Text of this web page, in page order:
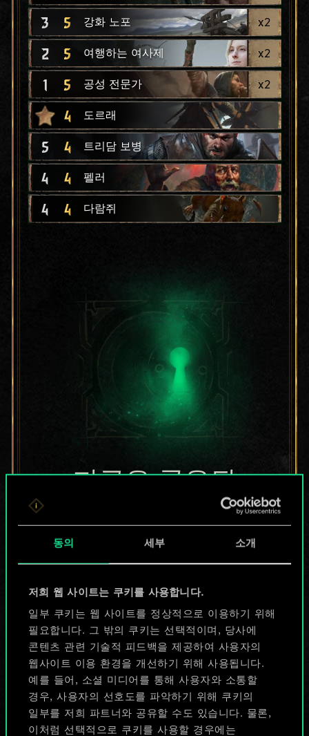
동의 세부 소개
저희 웹 사이트는 쿠키를 사용합니다.
일부 쿠키는 웹 사이트를 정상적으로 이용하기 위해
필요합니다. 그 밖의 쿠키는 선택적이며, 당사에
콘텐츠 관련 기술적 피드백을 제공하여 사용자의
웹사이트 이용 환경을 개선하기 위해 사용됩니다.
예를 들어, 소셜 미디어를 통해 사용자와 소통할
경우, 사용자의 선호도를 파악하기 위해 쿠키의
일부를 저희 파트너와 공유할 수도 있습니다. 물론,
이처럼 선택적으로 쿠키를 사용할 경우에는
3 5 강화 노포 x2
2 5 여행하는 여사제 x2
1 5 공성 전문가 x2
4 도르래
5 4 트리담 보병
4 4 펠러
4 4 다람쥐
지금은 공유된
카드들에 지나지
않지만
무궁무진한
가능성을 가지고
있습니다!
덱 이름 짓기 & 가이드 작성하기
덱 편집